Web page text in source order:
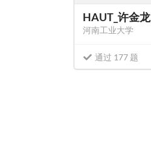
HAUT_许金龙
河南工业大学
通过 177 题